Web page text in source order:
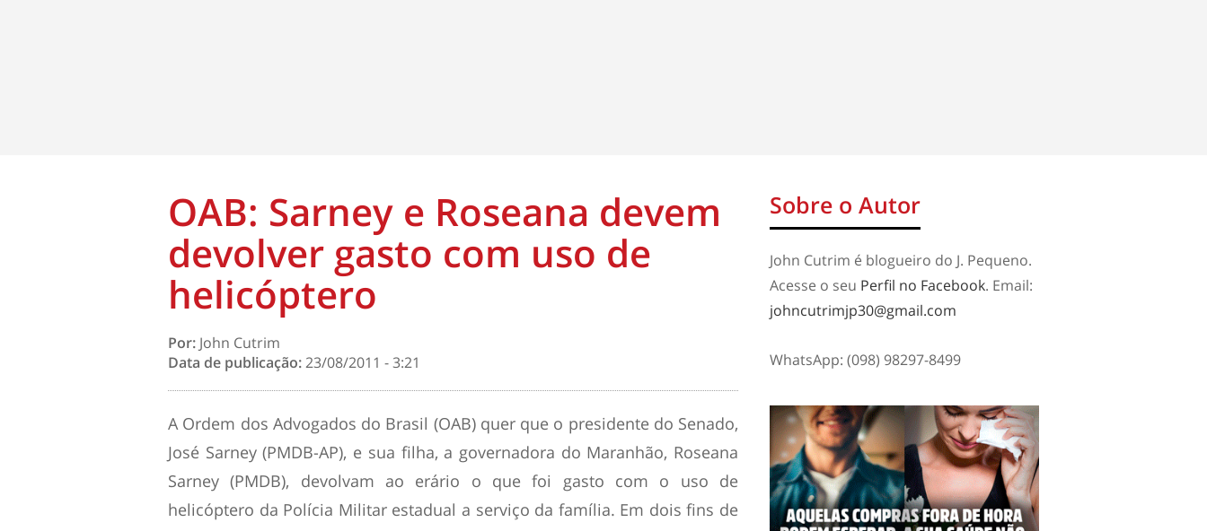
OAB: Sarney e Roseana devem
devolver gasto com uso de
helicóptero
Por: John Cutrim
Data de publicação:23/08/2011 - 3:21
A Ordem dos Advogados do Brasil (OAB) quer que o presidente do Senado,
José Sarney (PMDB-AP), e sua filha, a governadora do Maranhão, Roseana
Sarney (PMDB), devolvam ao erário o que foi gasto com o uso de
helicóptero da Polícia Militar estadual a serviço da família. Em dois fins de
Sobre o Autor
John Cutrim é blogueiro do J. Pequeno.
Acesse o seu Perfil no Facebook. Email:
johncutrimjp30@gmail.com
WhatsApp: (098) 98297-8499